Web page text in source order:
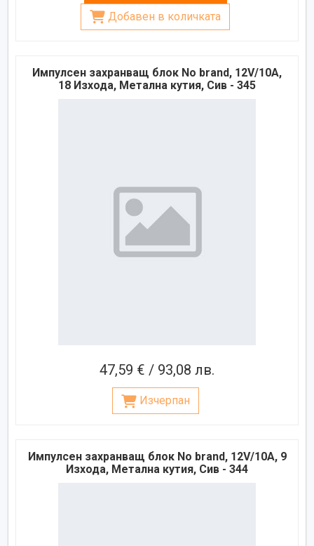
Добавен в количката
Импулсен захранващ блок No brand, 12V/10A,
18 Изхода, Метална кутия, Сив - 345
47,59 € / 93,08 лв.
Изчерпан
Импулсен захранващ блок No brand, 12V/10A, 9
Изхода, Метална кутия, Сив - 344